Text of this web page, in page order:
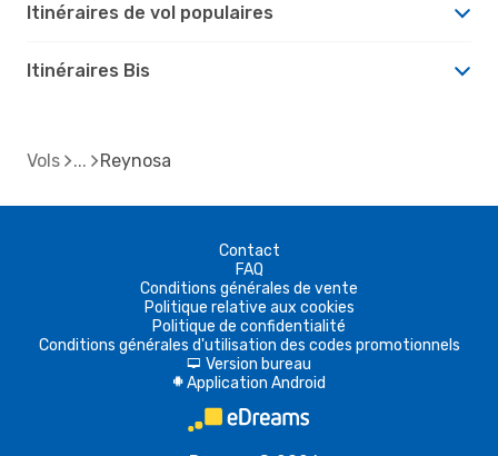
Itinéraires de vol populaires
Itinéraires Bis
Vols Reynosa
Contact
FAQ
Conditions générales de vente
Politique relative aux cookies
Politique de confidentialité
Conditions générales d'utilisation des codes promotionnels
d Version bureau
A Application Android